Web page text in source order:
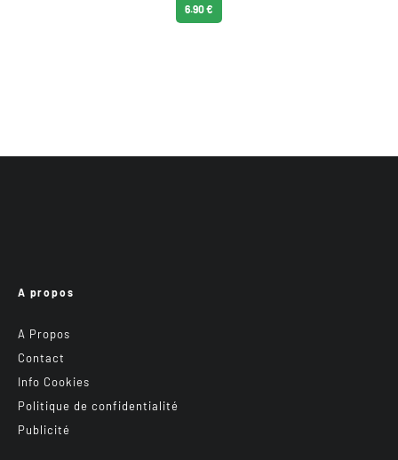
6.90 €
A propos
A Propos
Contact
Info Cookies
Politique de confidentialité
Publicité